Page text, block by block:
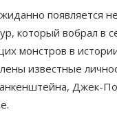
появляется
который вобрал в
монстров в
известные
Джек-